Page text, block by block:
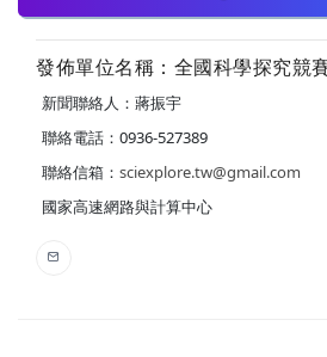
發佈單位名稱：全國科學探究競
新聞聯絡人：蔣振宇
聯絡電話：0936-527389
聯絡信箱： sciexplore.tw@gmail.com
國家高速網路與計算中心